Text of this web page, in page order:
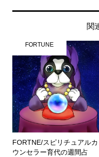
関
FORTUNE
FORTNE/スピリチュアルカ
ウンセラー育代の週間占